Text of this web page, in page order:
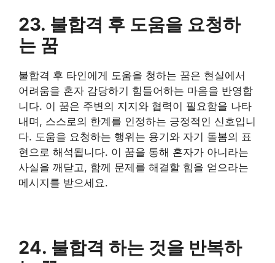
23. 불합격 후 도움을 요청하
는 꿈
불합격 후 타인에게 도움을 청하는 꿈은 현실에서
어려움을 혼자 감당하기 힘들어하는 마음을 반영합
니다. 이 꿈은 주변의 지지와 협력이 필요함을 나타
내며, 스스로의 한계를 인정하는 긍정적인 신호입니
다. 도움을 요청하는 행위는 용기와 자기 돌봄의 표
현으로 해석됩니다. 이 꿈을 통해 혼자가 아니라는
사실을 깨닫고, 함께 문제를 해결할 힘을 얻으라는
메시지를 받으세요.
24. 불합격 하는 것을 반복하